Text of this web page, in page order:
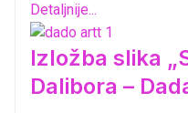
Detaljnije...
Izložba slika
Dalibora –